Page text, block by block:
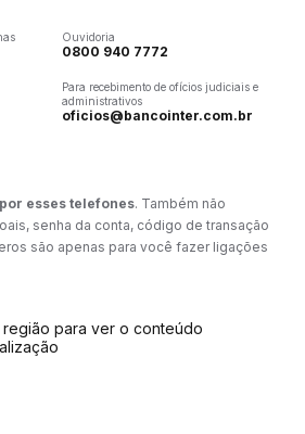
Ouvidoria
0800 940 7772
Para recebimento de ofícios judiciais e
administrativos
oficios@bancointer.com.br
esses telefones. Também não
senha da conta, código de transação
são apenas para você fazer ligações
para ver o conteúdo